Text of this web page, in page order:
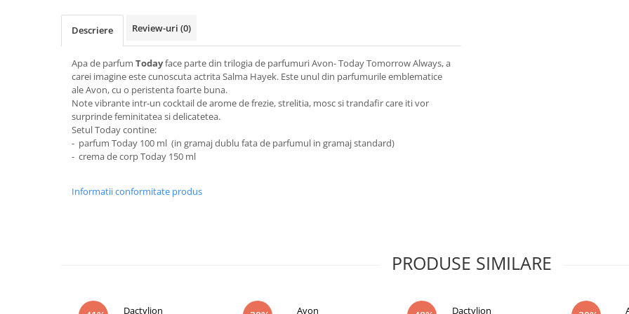
Descriere Review-uri (0)
Apa de parfum Todayface parte din trilogia de parfumuri Avon- Today Tomorrow Always, a
carei imagine este cunoscuta actrita Salma Hayek. Este unul din parfumurile emblematice
ale Avon, cu o peristenta foarte buna.
Note vibrante intr-un cocktail de arome de frezie, strelitia, mosc si trandafir care iti vor
surprinde feminitatea si delicatetea.
Setul Today contine:
- parfum Today 100 ml (in gramaj dublu fata de parfumul in gramaj standard)
- crema de corp Today 150 ml
Informatii conformitate produs
PRODUSE SIMILARE
Dactylion Avon Dactylion